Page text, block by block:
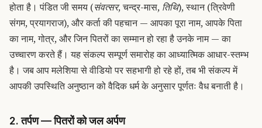
होता है। पंडित जी समय (संवत्सर, चन्द्र-मास, तिथि), स्थान (त्रिवेणी
संगम, प्रयागराज), और कर्ता की पहचान — आपका पूरा नाम, आपके पिता
का नाम, गोत्र, और जिन पितरों का सम्मान हो रहा है उनके नाम — का
उच्चारण करते हैं। यह संकल्प सम्पूर्ण समारोह का आध्यात्मिक आधार-स्तम्भ
है। जब आप मलेशिया से वीडियो पर सहभागी हो रहे हों, तब भी संकल्प में
आपकी उपस्थिति अनुष्ठान को वैदिक धर्म के अनुसार पूर्णतः वैध बनाती है।
2. तर्पण — पितरों को जल अर्पण